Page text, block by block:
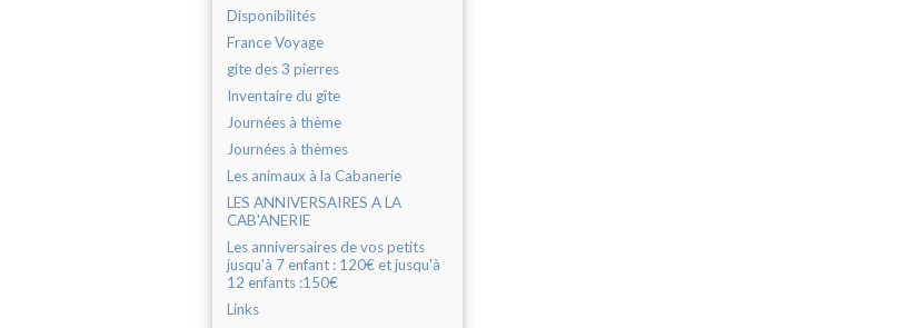
Disponibilités
France Voyage
gite des 3 pierres
Inventaire du gîte
Journées à thème
Journées à thèmes
Les animaux à la Cabanerie
LES ANNIVERSAIRES A LA
CAB'ANERIE
Les anniversaires de vos petits
jusqu'à 7 enfant : 120€ et jusqu'à
12 enfants :150€
Links